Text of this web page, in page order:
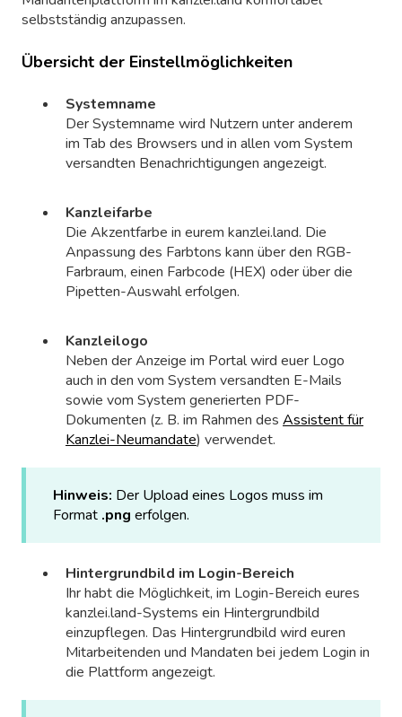
selbstständig anzupassen.
Übersicht der Einstellmöglichkeiten
Systemname
Der Systemname wird Nutzern unter anderem
im Tab des Browsers und in allen vom System
versandten Benachrichtigungen angezeigt.
Kanzleifarbe
Die Akzentfarbe in eurem kanzlei.land. Die
Anpassung des Farbtons kann über den RGB-
Farbraum, einen Farbcode (HEX) oder über die
Pipetten-Auswahl erfolgen.
Kanzleilogo
Neben der Anzeige im Portal wird euer Logo
auch in den vom System versandten E-Mails
sowie vom System generierten PDF-
Dokumenten (z. B. im Rahmen des Assistent für
Kanzlei-Neumandate) verwendet.
Hinweis: Der Upload eines Logos muss im
Format .png erfolgen.
Hintergrundbild im Login-Bereich
Ihr habt die Möglichkeit, im Login-Bereich eures
kanzlei.land-Systems ein Hintergrundbild
einzupflegen. Das Hintergrundbild wird euren
Mitarbeitenden und Mandaten bei jedem Login in
die Plattform angezeigt.